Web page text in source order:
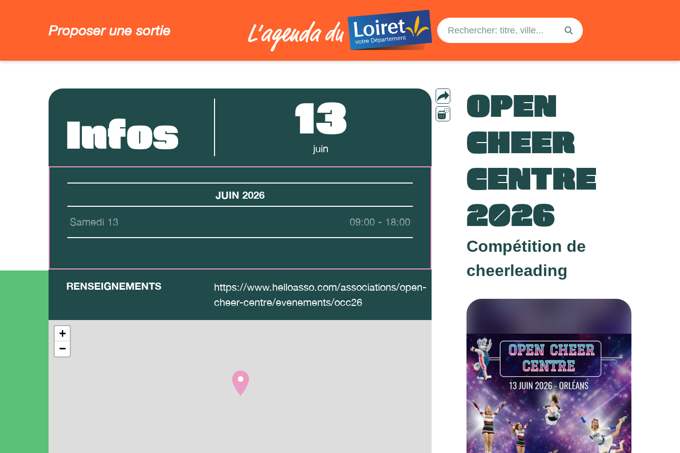
Proposer une sortie
OPEN
CHEER
CENTRE
2026
Infos 13
juin
JUIN 2026
Samedi 13 09:00 - 18:00
RENSEIGNEMENTS
https://www.helloasso.com/associations/open-
cheer-centre/evenements/occ26
+
−
Compétition de
cheerleading